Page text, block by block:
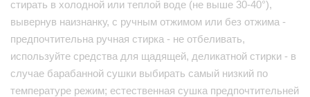
стирать в холодной или теплой воде (не выше 30-40°),
вывернув наизнанку, с ручным отжимом или без отжима -
предпочтительна ручная стирка - не отбеливать,
используйте средства для щадящей, деликатной стирки - в
случае барабанной сушки выбирать самый низкий по
температуре режим; естественная сушка предпочтительней